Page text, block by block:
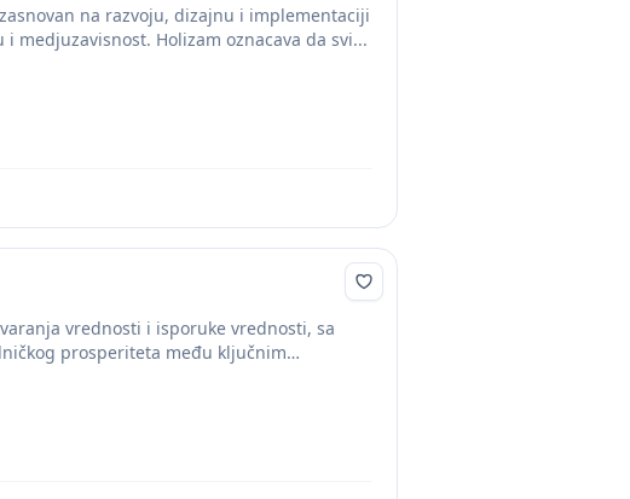
na razvoju, dizajnu i implementaciji
Holizam oznacava da svi...
vrednosti i isporuke vrednosti, sa
prosperiteta među ključnim